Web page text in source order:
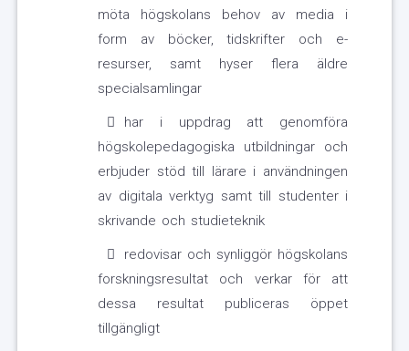
möta högskolans behov av media i
form av böcker, tidskrifter och e-
resurser, samt hyser flera äldre
specialsamlingar
har i uppdrag att genomföra
högskolepedagogiska utbildningar och
erbjuder stöd till lärare i användningen
av digitala verktyg samt till studenter i
skrivande och studieteknik
redovisar och synliggör högskolans
forskningsresultat och verkar för att
dessa resultat publiceras öppet
tillgängligt